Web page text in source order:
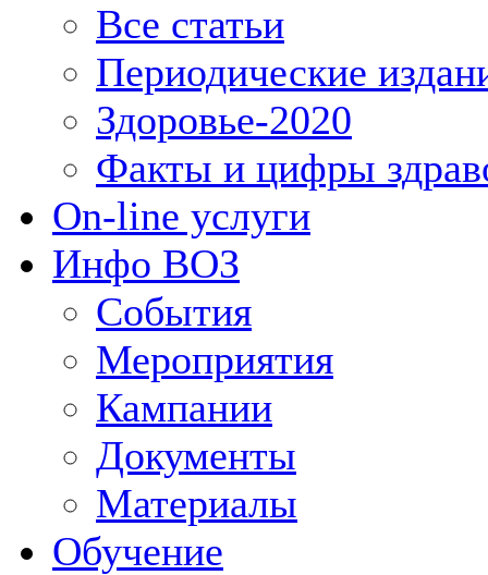
Все статьи
Периодические
Здоровье-2020
Факты и цифры
On-line услуги
Инфо ВОЗ
События
Мероприятия
Кампании
Документы
Материалы
Обучение